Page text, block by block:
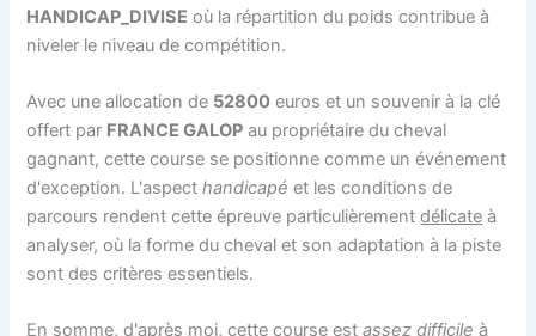
HANDICAP_DIVISE où la répartition du poids contribue à
niveler le niveau de compétition.
Avec une allocation de 52800 euros et un souvenir à la clé
offert par FRANCE GALOP au propriétaire du cheval
gagnant, cette course se positionne comme un événement
d'exception. L'aspecthandicapé et les conditions de
parcours rendent cette épreuve particulièrementdélicate à
analyser, où la forme du cheval et son adaptation à la piste
sont des critères essentiels.
En somme, d'après moi, cette course estassez difficile à